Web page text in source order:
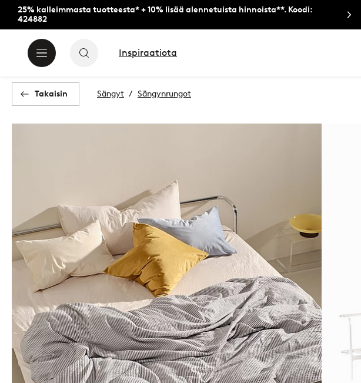
25% kalleimmasta tuotteesta* + 10% lisää alennetuista hinnoista**. Koodi:
424882
Inspiraatiota
Takaisin Sängyt Sängynrungot